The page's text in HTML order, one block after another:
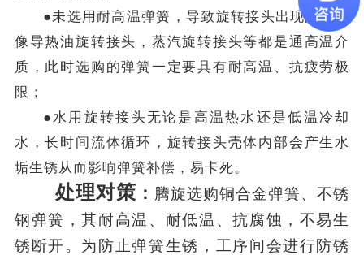
●未选用耐高温弹簧，导致旋转接头出现故障。
像导热油旋转接头，蒸汽旋转接头等都是通高温介
质，此时选购的弹簧一定要具有耐高温、抗疲劳极
限；
●水用旋转接头无论是高温热水还是低温冷却
水，长时间流体循环，旋转接头壳体内部会产生水
垢生锈从而影响弹簧补偿，易卡死。
处理对策 ： 腾旋选购铜合金弹簧、不锈
钢弹簧，其耐高温、耐低温、抗腐蚀，不易生
锈断开。为防止弹簧生锈，工序间会进行防锈